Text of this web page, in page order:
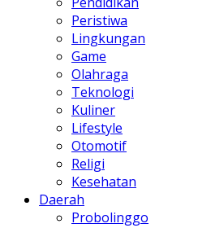
Peristiwa
Lingkungan
Game
Olahraga
Teknologi
Kuliner
Lifestyle
Otomotif
Religi
Kesehatan
Daerah
Probolinggo